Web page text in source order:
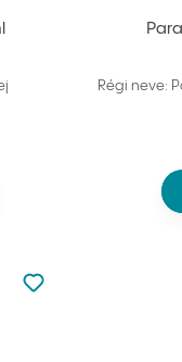
Régi neve:
Nincsen hozzáadva
Hozzáadás a